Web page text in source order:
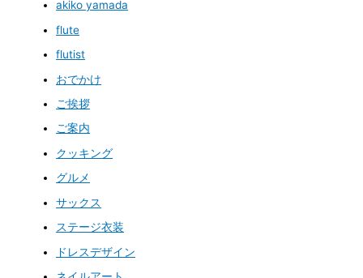
akiko yamada
flute
flutist
おでかけ
ご挨拶
ご案内
クッキング
グルメ
サックス
ステージ衣装
ドレスデザイン